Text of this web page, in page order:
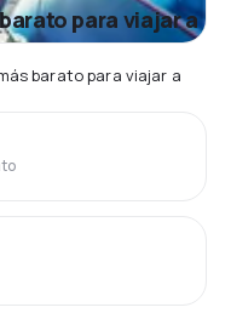
para viajar a
barato para viajar a